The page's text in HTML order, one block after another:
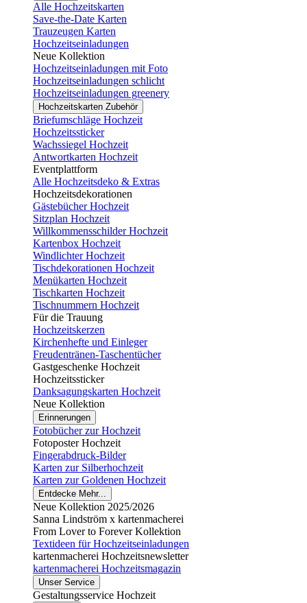
Alle Hochzeitskarten
Save-the-Date Karten
Trauzeugen Karten
Hochzeitseinladungen
Neue Kollektion
Hochzeitseinladungen mit Foto
Hochzeitseinladungen schlicht
Hochzeitseinladungen greenery
Hochzeitskarten Zubehör
Briefumschläge Hochzeit
Hochzeitssticker
Wachssiegel Hochzeit
Antwortkarten Hochzeit
Eventplattform
Alle Hochzeitsdeko & Extras
Hochzeitsdekorationen
Gästebücher Hochzeit
Sitzplan Hochzeit
Willkommensschilder Hochzeit
Kartenbox Hochzeit
Windlichter Hochzeit
Tischdekorationen Hochzeit
Menükarten Hochzeit
Tischkarten Hochzeit
Tischnummern Hochzeit
Für die Trauung
Hochzeitskerzen
Kirchenhefte und Einleger
Freudentränen-Taschentücher
Gastgeschenke Hochzeit
Hochzeitssticker
Danksagungskarten Hochzeit
Neue Kollektion
Erinnerungen
Fotobücher zur Hochzeit
Fotoposter Hochzeit
Fingerabdruck-Bilder
Karten zur Silberhochzeit
Karten zur Goldenen Hochzeit
Entdecke Mehr...
Neue Kollektion 2025/2026
Sanna Lindström x kartenmacherei
From Lover to Forever Kollektion
Textideen für Hochzeitseinladungen
kartenmacherei Hochzeitsnewsletter
kartenmacherei Hochzeitsmagazin
Unser Service
Gestaltungsservice Hochzeit